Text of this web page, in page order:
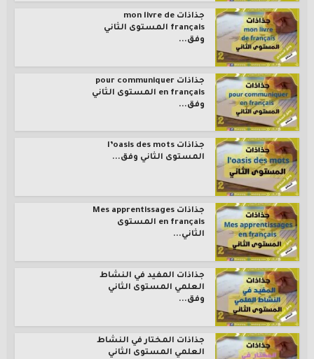
جذاذات mon livre de
français المستوى الثاني
وفق...
جذاذات pour communiquer
en français المستوى الثاني
وفق...
جذاذات l’oasis des mots
المستوى الثاني وفق...
جذاذات Mes apprentissages
en français المستوى
الثاني...
جذاذات المفيد في النشاط
العلمي المستوى الثاني
وفق...
جذاذات المختار في النشاط
العلمي المستوى الثاني